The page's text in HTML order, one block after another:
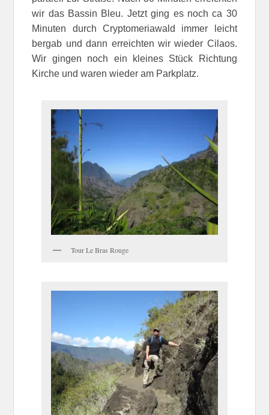
wir das Bassin Bleu. Jetzt ging es noch ca 30
Minuten durch Cryptomeriawald immer leicht
bergab und dann erreichten wir wieder Cilaos.
Wir gingen noch ein kleines Stück Richtung
Kirche und waren wieder am Parkplatz.
Tour Le Bras Rouge